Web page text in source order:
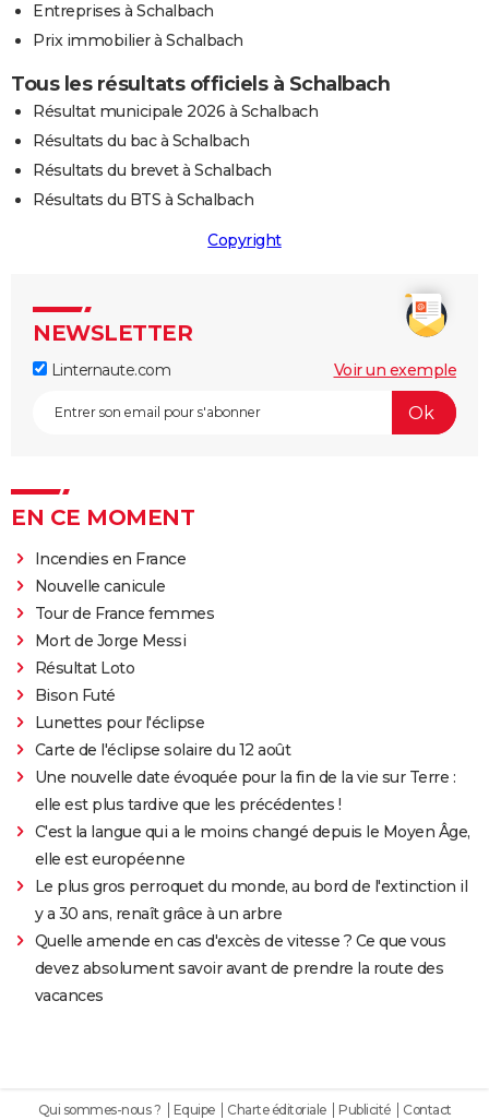
Entreprises à Schalbach
Prix immobilier à Schalbach
Tous les résultats officiels à Schalbach
Résultat municipale 2026 à Schalbach
Résultats du bac à Schalbach
Résultats du brevet à Schalbach
Résultats du BTS à Schalbach
Copyright
NEWSLETTER
Linternaute.com Voir un exemple
EN CE MOMENT
Incendies en France
Nouvelle canicule
Tour de France femmes
Mort de Jorge Messi
Résultat Loto
Bison Futé
Lunettes pour l'éclipse
Carte de l'éclipse solaire du 12 août
Une nouvelle date évoquée pour la fin de la vie sur Terre :
elle est plus tardive que les précédentes !
C'est la langue qui a le moins changé depuis le Moyen Âge,
elle est européenne
Le plus gros perroquet du monde, au bord de l'extinction il
y a 30 ans, renaît grâce à un arbre
Quelle amende en cas d'excès de vitesse ? Ce que vous
devez absolument savoir avant de prendre la route des
vacances
Qui sommes-nous ? Equipe Charte éditoriale Publicité Contact